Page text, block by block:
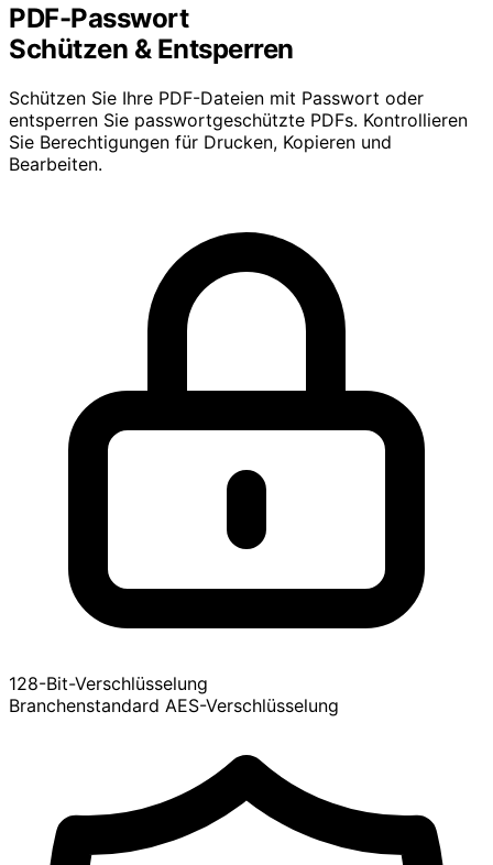
PDF-Passwort
Schützen & Entsperren
Schützen Sie Ihre PDF-Dateien mit Passwort oder
entsperren Sie passwortgeschützte PDFs. Kontrollieren
Sie Berechtigungen für Drucken, Kopieren und
Bearbeiten.
128-Bit-Verschlüsselung
Branchenstandard AES-Verschlüsselung